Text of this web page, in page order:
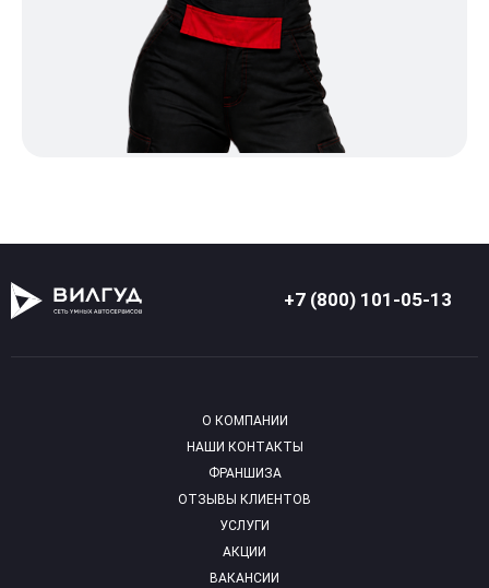
+7 (800) 101-05-13
О КОМПАНИИ
НАШИ КОНТАКТЫ
ФРАНШИЗА
ОТЗЫВЫ КЛИЕНТОВ
УСЛУГИ
АКЦИИ
ВАКАНСИИ